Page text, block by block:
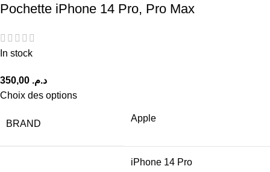
Pochette iPhone 14 Pro, Pro Max
In stock
د.م.
Choix des options
BRAND
Apple
iPhone 14 Pro